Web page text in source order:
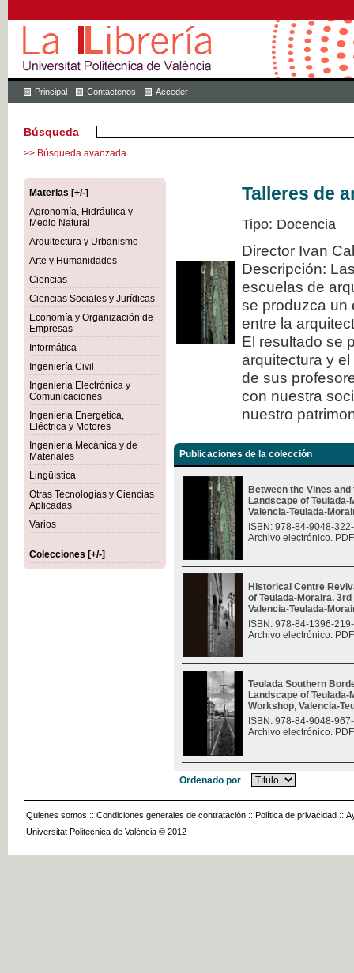
Principal Contáctenos Acceder
Búsqueda
>> Búsqueda avanzada
Materias [+/-]
Agronomía, Hidráulica y
Medio Natural
Arquitectura y Urbanismo
Arte y Humanidades
Ciencias
Ciencias Sociales y Jurídicas
Economía y Organización de
Empresas
Informática
Ingeniería Civil
Ingeniería Electrónica y
Comunicaciones
Ingeniería Energética,
Eléctrica y Motores
Ingeniería Mecánica y de
Materiales
Lingüística
Otras Tecnologías y Ciencias
Aplicadas
Varios
Colecciones [+/-]
Talleres de
Tipo: Docencia
Director Ivan
Descripción:
escuelas de
se produzca un
entre la
El resultado se
arquitectura y
de sus
con nuestra
nuestro
Publicaciones de la colección
Between the Vines
Landscape of
Valencia-Teulada-
ISBN: 978-84-9048-
Archivo electrónico.
Historical Centre
of Teulada-Moraira.
Valencia-Teulada-
ISBN: 978-84-1396-
Archivo electrónico.
Teulada Southern
Landscape of
Workshop, Valencia-
ISBN: 978-84-9048-
Archivo electrónico.
Ordenado por
Quienes somos :: Condiciones generales de contratación :: Política de privacidad ::
Universitat Politècnica de València © 2012